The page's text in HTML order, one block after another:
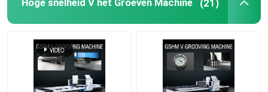
Hoge snelheid V het Groeven Machine (21)